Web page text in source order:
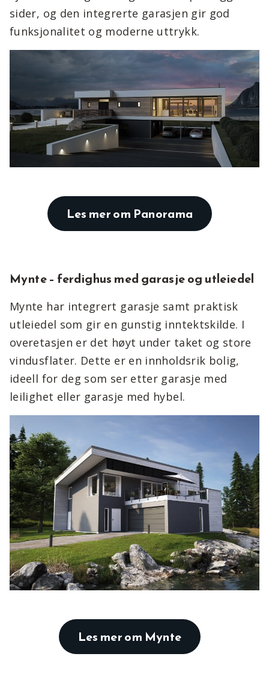
sider, og den integrerte garasjen gir god
funksjonalitet og moderne uttrykk.
Les mer om Panorama
Mynte – ferdighus med garasje og utleiedel
Mynte har integrert garasje samt praktisk
utleiedel som gir en gunstig inntektskilde. I
overetasjen er det høyt under taket og store
vindusflater. Dette er en innholdsrik bolig,
ideell for deg som ser etter garasje med
leilighet eller garasje med hybel.
Les mer om Mynte